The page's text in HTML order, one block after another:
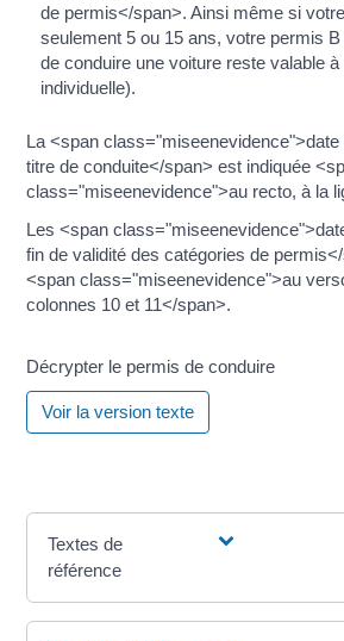
de permis</span>. Ainsi même si
seulement 5 ou 15 ans, votre permis
de conduire une voiture reste valable
individuelle).
La <span class="miseenevidence">date
titre de conduite</span> est indiquée
class="miseenevidence">au recto, à la
Les <span
fin de validité des catégories de
<span class="miseenevidence">au
colonnes 10 et 11</span>.
Décrypter le permis de conduire
Voir la version texte
Textes de
référence